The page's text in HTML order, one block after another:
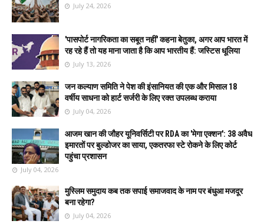
July 24, 2026
'पासपोर्ट नागरिकता का सबूत नहीं' कहना बेतुका, अगर आप भारत में
रह रहे हैं तो यह माना जाता है कि आप भारतीय हैं: जस्टिस धूलिया
July 13, 2026
जन कल्याण समिति ने पेश की इंसानियत की एक और मिसाल 18
वर्षीय साधना को हार्ट सर्जरी के लिए रक्त उपलब्ध कराया
July 04, 2026
आजम खान की जौहर यूनिवर्सिटी पर RDA का 'मेगा एक्शन': 38 अवैध
इमारतों पर बुल्डोजर का साया, एकतरफा स्टे रोकने के लिए कोर्ट
पहुंचा प्रशासन
July 04, 2026
मुस्लिम समुदाय कब तक सपाई समाजवाद के नाम पर बंधुआ मजदूर
बना रहेगा?
July 04, 2026